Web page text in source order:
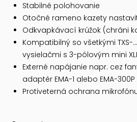
Stabilné polohovanie
Otočné rameno kazety
Odkvapkávací krúžok (chráni
Kompatibilný so všetkými TXS-
vysielačmi s 3-pólovým mini
Externé napájanie napr. cez
adaptér EMA-1 alebo EMA-300P
Protiveterná ochrana